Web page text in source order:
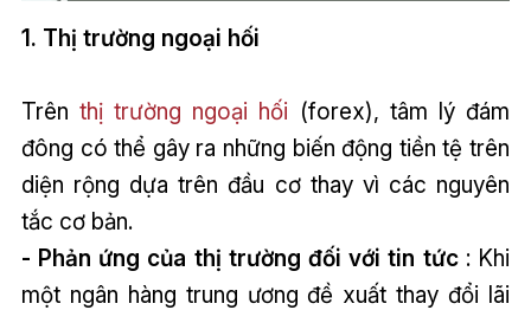
1. Thị trường ngoại hối
Trênthị trường ngoại hối (forex), tâm lý đám
đông có thể gây ra những biến động tiền tệ trên
diện rộng dựa trên đầu cơ thay vì các nguyên
tắc cơ bản.
- Phản ứng của thị trường đối với tin tức: Khi
một ngân hàng trung ương đề xuất thay đổi lãi